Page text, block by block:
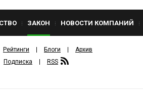
ЗАКОН НОВОСТИ КОМПАНИЙ
Рейтинги Блоги
Архив
Подписка RSS